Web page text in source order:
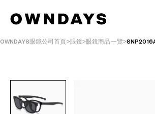
OWNDAYS眼鏡公司首頁 眼鏡 眼鏡商品一覽